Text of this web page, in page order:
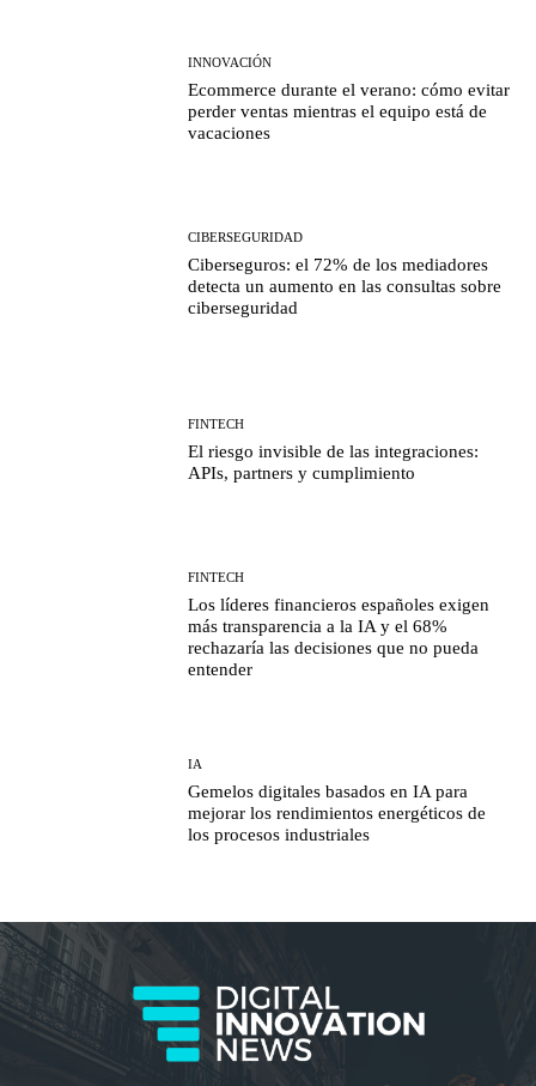
INNOVACIÓN
Ecommerce durante el verano: cómo evitar
perder ventas mientras el equipo está de
vacaciones
CIBERSEGURIDAD
Ciberseguros: el 72% de los mediadores
detecta un aumento en las consultas sobre
ciberseguridad
FINTECH
El riesgo invisible de las integraciones:
APIs, partners y cumplimiento
FINTECH
Los líderes financieros españoles exigen
más transparencia a la IA y el 68%
rechazaría las decisiones que no pueda
entender
IA
Gemelos digitales basados en IA para
mejorar los rendimientos energéticos de
los procesos industriales